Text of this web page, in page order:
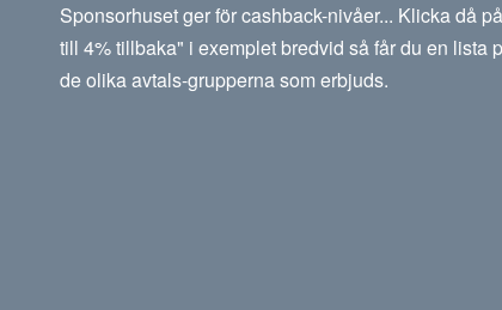
Sponsorhuset ger för cashback-nivåer... Klicka då
till 4% tillbaka" i exemplet bredvid så får du en lista
de olika avtals-grupperna som erbjuds.